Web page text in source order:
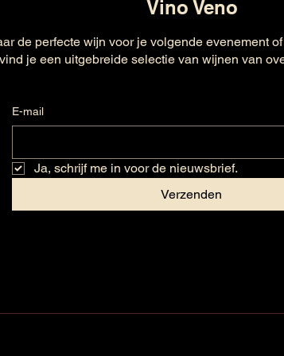
Vino Veno
de perfecte wijn voor je volgende evenement
vind je een uitgebreide selectie van wijnen van
E-mail
Ja, schrijf me in voor de nieuwsbrief.
Verzenden